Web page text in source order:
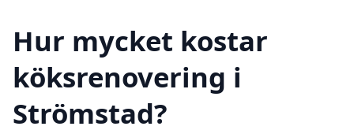
Hur mycket kostar
köksrenovering i
Strömstad?